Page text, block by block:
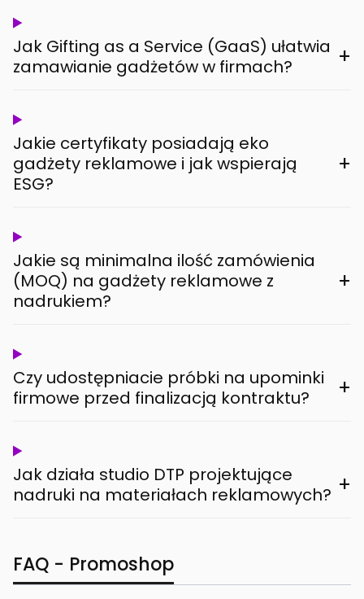
Jak Gifting as a Service (GaaS) ułatwia
zamawianie gadżetów w firmach?
+
Jakie certyfikaty posiadają eko
gadżety reklamowe i jak wspierają
ESG?
+
Jakie są minimalna ilość zamówienia
(MOQ) na gadżety reklamowe z
nadrukiem?
+
Czy udostępniacie próbki na upominki
firmowe przed finalizacją kontraktu?
+
Jak działa studio DTP projektujące
nadruki na materiałach reklamowych? +
FAQ - Promoshop